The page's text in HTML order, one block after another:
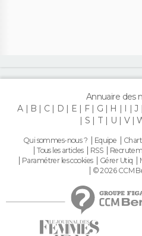
Annuaire des
A
B C D E F G H I J
S
T U V
Qui sommes-nous ? Equipe
Tous les articles
RSS
Paramétrer les cookies
Gérer Utiq
© 2026 CCM